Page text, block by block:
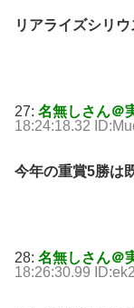
リアライズシリ
27: 名無しさん＠
18:24:18.32
今年の重賞5勝は
28: 名無しさん＠
18:26:30.99